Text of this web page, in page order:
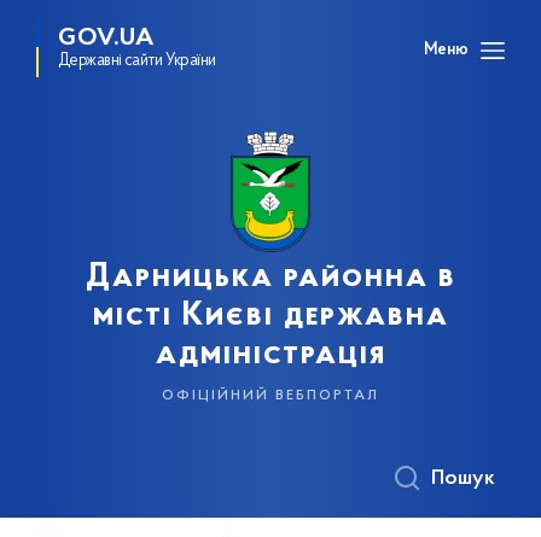
GOV.UA
Державні сайти України
Меню
Дарницька районна в
місті Києві державна
адміністрація
офіційний вебпортал
Пошук